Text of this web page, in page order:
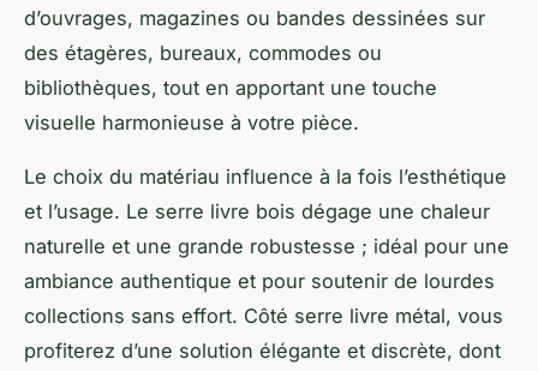
d’ouvrages, magazines ou bandes dessinées sur
des étagères, bureaux, commodes ou
bibliothèques, tout en apportant une touche
visuelle harmonieuse à votre pièce.
Le choix du matériau influence à la fois l’esthétique
et l’usage. Le serre livre bois dégage une chaleur
naturelle et une grande robustesse ; idéal pour une
ambiance authentique et pour soutenir de lourdes
collections sans effort. Côté serre livre métal, vous
profiterez d’une solution élégante et discrète, dont